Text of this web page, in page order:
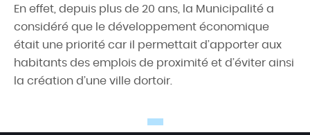
En effet, depuis plus de 20 ans, la Municipalité a
considéré que le développement économique
était une priorité car il permettait d’apporter aux
habitants des emplois de proximité et d’éviter ainsi
la création d’une ville dortoir.